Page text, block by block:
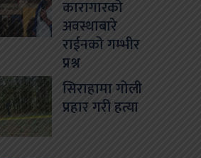
कारागारको
अवस्थाबारे
राईनको गम्भीर
प्रश्न
सिराहामा गोली
प्रहार गरी हत्या